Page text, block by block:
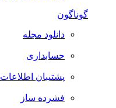
گوناگون
دانلود مجله
حسابداری
پشتیبان اطلاعات
فشرده ساز